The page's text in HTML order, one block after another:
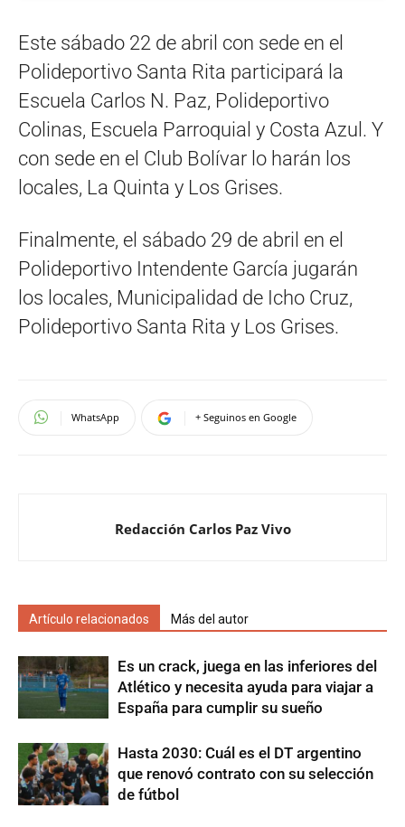
Este sábado 22 de abril con sede en el
Polideportivo Santa Rita participará la
Escuela Carlos N. Paz, Polideportivo
Colinas, Escuela Parroquial y Costa Azul. Y
con sede en el Club Bolívar lo harán los
locales, La Quinta y Los Grises.
Finalmente, el sábado 29 de abril en el
Polideportivo Intendente García jugarán
los locales, Municipalidad de Icho Cruz,
Polideportivo Santa Rita y Los Grises.
WhatsApp + Seguinos en Google
Redacción Carlos Paz Vivo
Artículo relacionados Más del autor
Es un crack, juega en las inferiores del
Atlético y necesita ayuda para viajar a
España para cumplir su sueño
Hasta 2030: Cuál es el DT argentino
que renovó contrato con su selección
de fútbol